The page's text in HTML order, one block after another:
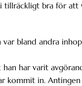
tillräckligt bra för att
var bland andra
han har varit
kommit in.